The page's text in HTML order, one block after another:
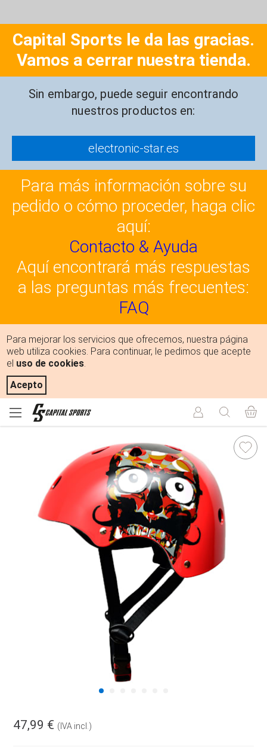
Capital Sports le da las gracias.
Vamos a cerrar nuestra tienda.
Sin embargo, puede seguir encontrando
nuestros productos en:
electronic-star.es
Para más información sobre su
pedido o cómo proceder, haga clic
aquí:
Contacto & Ayuda
Aquí encontrará más respuestas
a las preguntas más frecuentes:
FAQ
Para mejorar los servicios que ofrecemos, nuestra página
web utiliza cookies. Para continuar, le pedimos que acepte
el uso de cookies.
Acepto
47,99 € (IVA incl.)